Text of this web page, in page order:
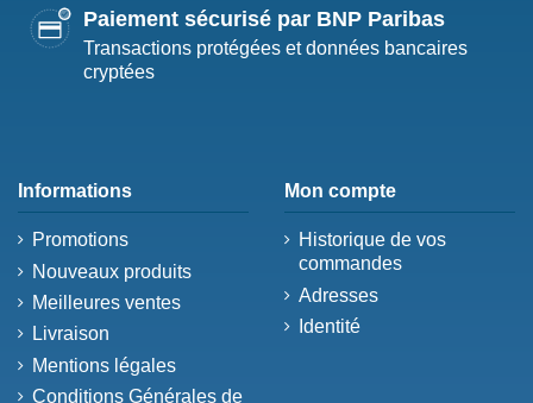
Paiement sécurisé par BNP Paribas
Transactions protégées et données bancaires
cryptées
Informations
Promotions
Nouveaux produits
Meilleures ventes
Livraison
Mentions légales
Conditions Générales de
Mon compte
Historique de vos
commandes
Adresses
Identité